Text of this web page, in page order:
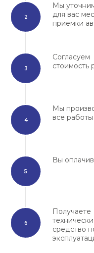
Мы
для вас
приемки
Согласуем
стоимость
Мы
все работы
Вы
Получаете
средство